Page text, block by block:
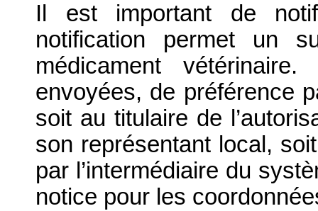
Il est important de
notification permet un
médicament
envoyées, de préférence
soit au titulaire de
son représentant local,
par l’intermédiaire du
notice pour les